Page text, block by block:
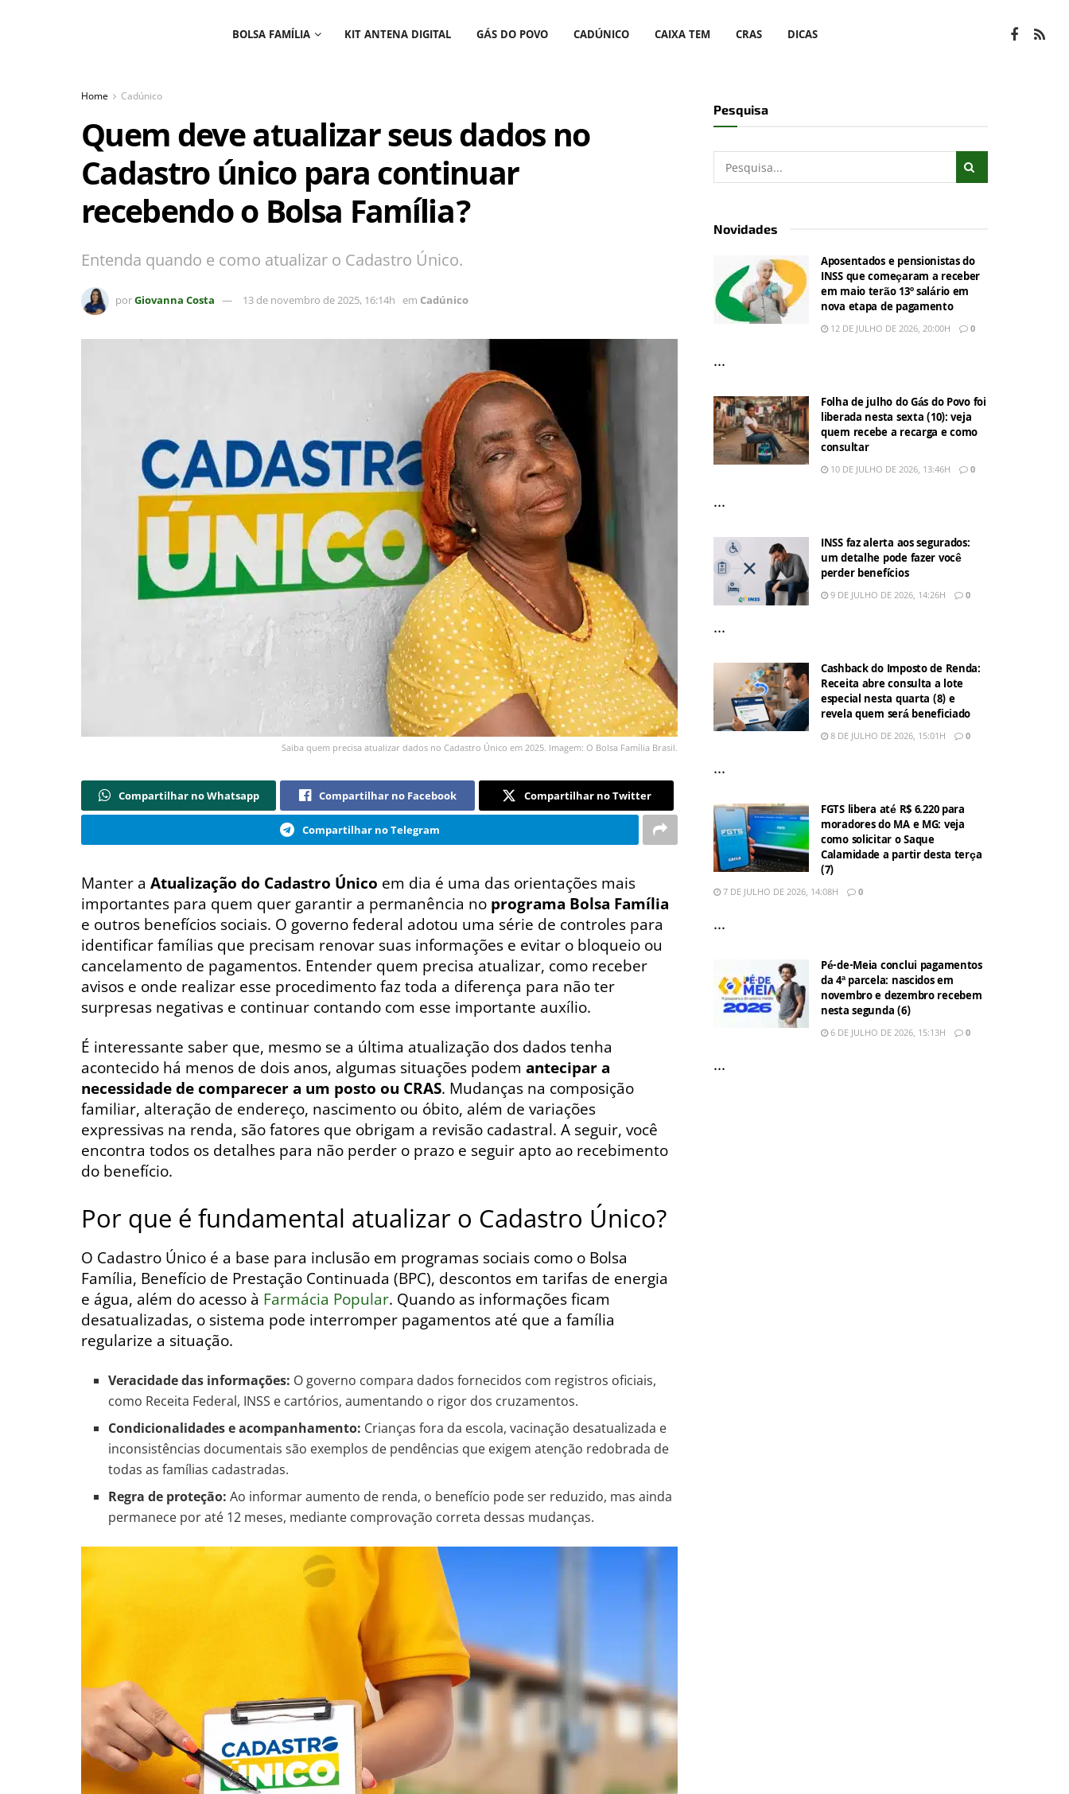
BOLSA FAMÍLIA KIT ANTENA DIGITAL GÁS DO POVO CADÚNICO CAIXA TEM CRAS DICAS
Home Cadúnico
Quem deve atualizar seus dados no
Cadastro único para continuar
recebendo o Bolsa Família?
Entenda quando e como atualizar o Cadastro Único.
porGiovanna Costa 13 de novembro de 2025, 16:14h em Cadúnico
Saiba quem precisa atualizar dados no Cadastro Único em 2025. Imagem: O Bolsa Família Brasil.
Compartilhar no Whatsapp Compartilhar no Facebook Compartilhar no Twitter
Compartilhar no Telegram
Manter a Atualização do Cadastro Único em dia é uma das orientações mais
importantes para quem quer garantir a permanência no programa Bolsa Família
e outros benefícios sociais. O governo federal adotou uma série de controles para
identificar famílias que precisam renovar suas informações e evitar o bloqueio ou
cancelamento de pagamentos. Entender quem precisa atualizar, como receber
avisos e onde realizar esse procedimento faz toda a diferença para não ter
surpresas negativas e continuar contando com esse importante auxílio.
É interessante saber que, mesmo se a última atualização dos dados tenha
acontecido há menos de dois anos, algumas situações podem antecipar a
necessidade de comparecer a um posto ou CRAS. Mudanças na composição
familiar, alteração de endereço, nascimento ou óbito, além de variações
expressivas na renda, são fatores que obrigam a revisão cadastral. A seguir, você
encontra todos os detalhes para não perder o prazo e seguir apto ao recebimento
do benefício.
Por que é fundamental atualizar o Cadastro Único?
O Cadastro Único é a base para inclusão em programas sociais como o Bolsa
Família, Benefício de Prestação Continuada (BPC), descontos em tarifas de energia
e água, além do acesso à Farmácia Popular. Quando as informações ficam
desatualizadas, o sistema pode interromper pagamentos até que a família
regularize a situação.
Veracidade das informações: O governo compara dados fornecidos com registros oficiais,
como Receita Federal, INSS e cartórios, aumentando o rigor dos cruzamentos.
Condicionalidades e acompanhamento: Crianças fora da escola, vacinação desatualizada e
inconsistências documentais são exemplos de pendências que exigem atenção redobrada de
todas as famílias cadastradas.
Regra de proteção: Ao informar aumento de renda, o benefício pode ser reduzido, mas ainda
permanece por até 12 meses, mediante comprovação correta dessas mudanças.
Pesquisa
Novidades
Aposentados e pensionistas do
INSS que começaram a receber
em maio terão 13º salário em
nova etapa de pagamento
12 DE JULHO DE 2026, 20:00H 0
...
Folha de julho do Gás do Povo foi
liberada nesta sexta (10): veja
quem recebe a recarga e como
consultar
10 DE JULHO DE 2026, 13:46H 0
...
INSS faz alerta aos segurados:
um detalhe pode fazer você
perder benefícios
9 DE JULHO DE 2026, 14:26H 0
...
Cashback do Imposto de Renda:
Receita abre consulta a lote
especial nesta quarta (8) e
revela quem será beneficiado
8 DE JULHO DE 2026, 15:01H 0
...
FGTS libera até R$ 6.220 para
moradores do MA e MG: veja
como solicitar o Saque
Calamidade a partir desta terça
(7)
7 DE JULHO DE 2026, 14:08H 0
...
Pé-de-Meia conclui pagamentos
da 4ª parcela: nascidos em
novembro e dezembro recebem
nesta segunda (6)
6 DE JULHO DE 2026, 15:13H 0
...